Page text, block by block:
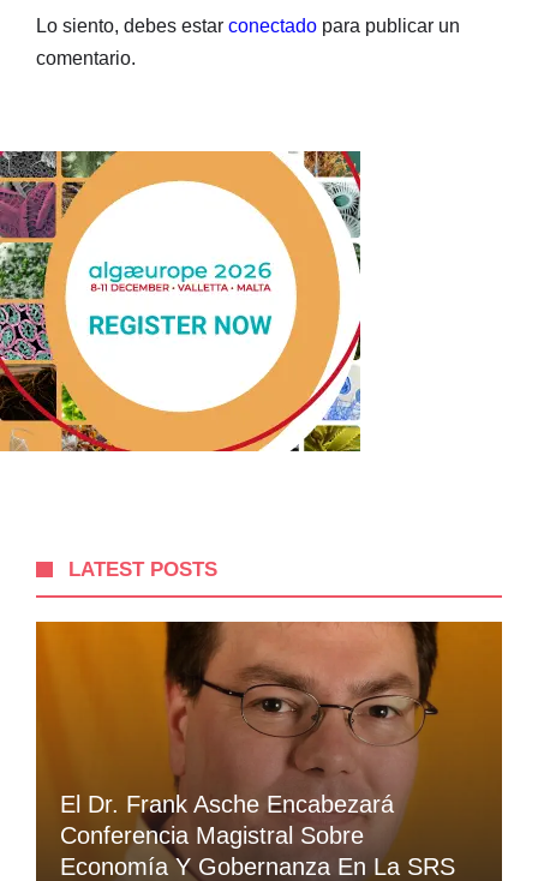
Lo siento, debes estar conectado para publicar un
comentario.
LATEST POSTS
El Dr. Frank Asche Encabezará
Conferencia Magistral Sobre
Economía Y Gobernanza En La SRS